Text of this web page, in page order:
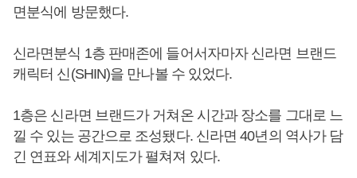
면분식에 방문했다.
신라면분식 1층 판매존에 들어서자마자 신라면 브랜드
캐릭터 신(SHIN)을 만나볼 수 있었다.
1층은 신라면 브랜드가 거쳐온 시간과 장소를 그대로 느
낄 수 있는 공간으로 조성됐다. 신라면 40년의 역사가 담
긴 연표와 세계지도가 펼쳐져 있다.